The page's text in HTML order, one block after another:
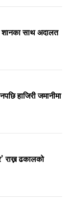
शानका साथ अदालत
हाजिरी जमानीमा
राख्न ढकालको